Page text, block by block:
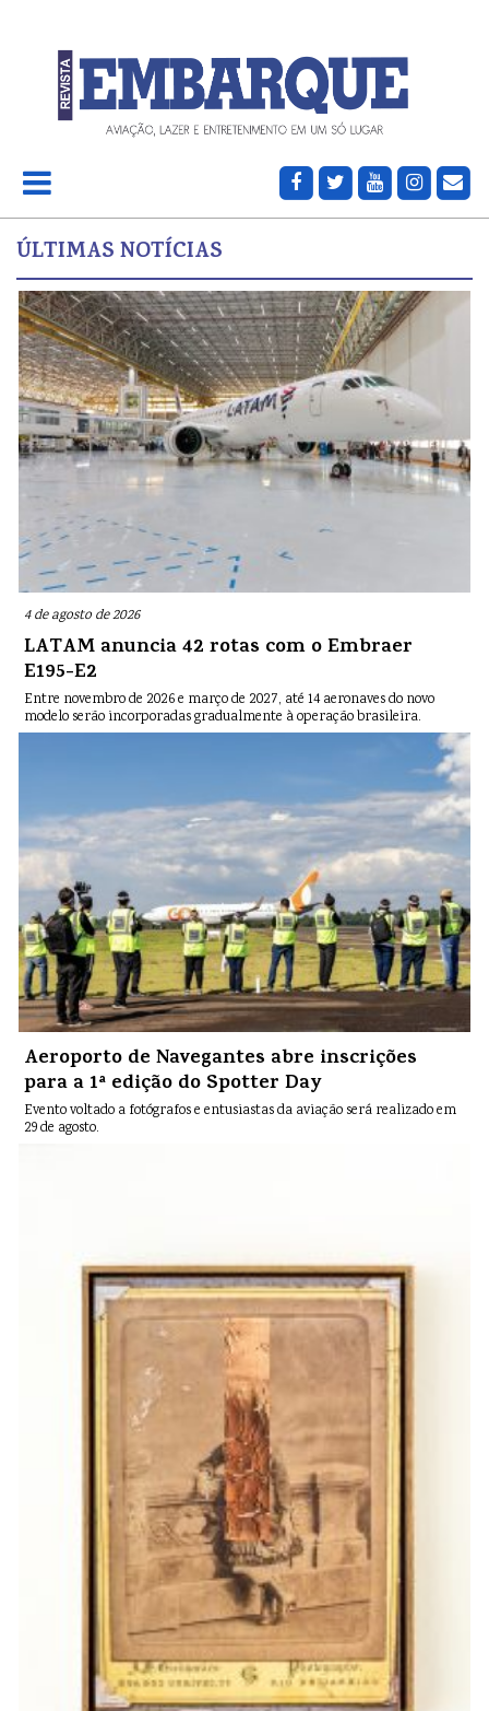
ÚLTIMAS NOTÍCIAS
4 de agosto de 2026
LATAM anuncia 42 rotas com o Embraer
E195-E2
Entre novembro de 2026 e março de 2027, até 14 aeronaves do novo
modelo serão incorporadas gradualmente à operação brasileira.
Aeroporto de Navegantes abre inscrições
para a 1ª edição do Spotter Day
Evento voltado a fotógrafos e entusiastas da aviação será realizado em
29 de agosto.